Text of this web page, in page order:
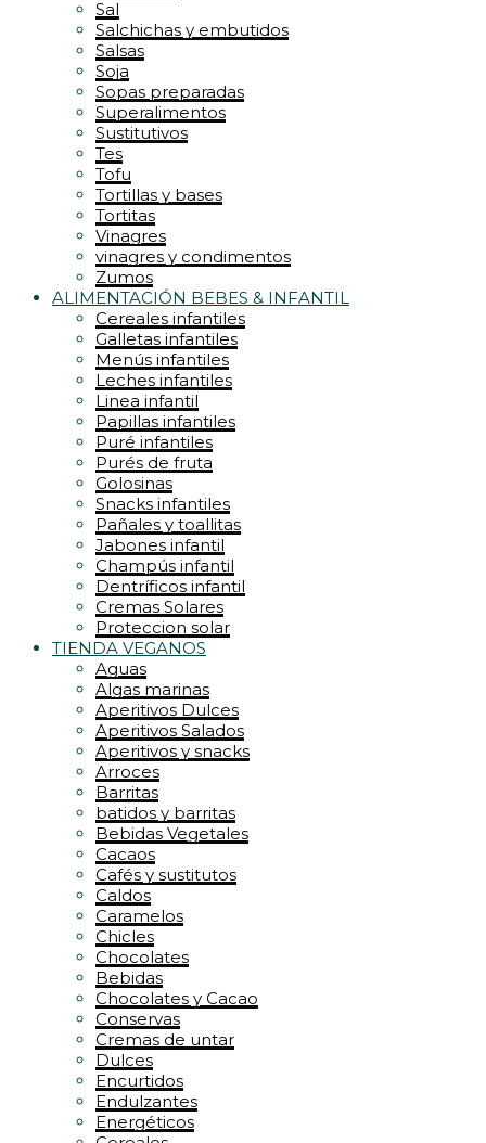
Sal
Salchichas y embutidos
Salsas
Soja
Sopas preparadas
Superalimentos
Sustitutivos
Tes
Tofu
Tortillas y bases
Tortitas
Vinagres
vinagres y condimentos
Zumos
ALIMENTACIÓN BEBES & INFANTIL
Cereales infantiles
Galletas infantiles
Menús infantiles
Leches infantiles
Linea infantil
Papillas infantiles
Puré infantiles
Purés de fruta
Golosinas
Snacks infantiles
Pañales y toallitas
Jabones infantil
Champús infantil
Dentríficos infantil
Cremas Solares
Proteccion solar
TIENDA VEGANOS
Aguas
Algas marinas
Aperitivos Dulces
Aperitivos Salados
Aperitivos y snacks
Arroces
Barritas
batidos y barritas
Bebidas Vegetales
Cacaos
Cafés y sustitutos
Caldos
Caramelos
Chicles
Chocolates
Bebidas
Chocolates y Cacao
Conservas
Cremas de untar
Dulces
Encurtidos
Endulzantes
Energéticos